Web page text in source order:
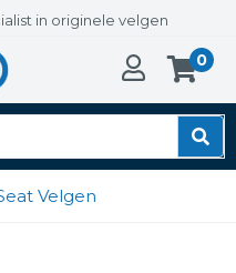
in originele velgen
0
Velgen